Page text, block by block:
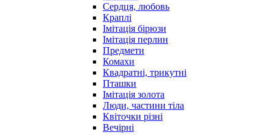
Сердця, любовь
Краплі
Імітація бірюзи
Імітація перлин
Предмети
Комахи
Квадратні, трикутні
Пташки
Імітація золота
Люди, частини тіла
Квіточки різні
Вечірні